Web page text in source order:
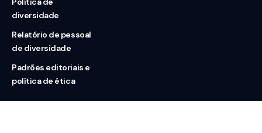
diversidade
Relatório de pessoal
de diversidade
Padrões editoriais e
política de ética